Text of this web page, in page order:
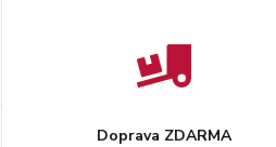
Doprava ZDARMA